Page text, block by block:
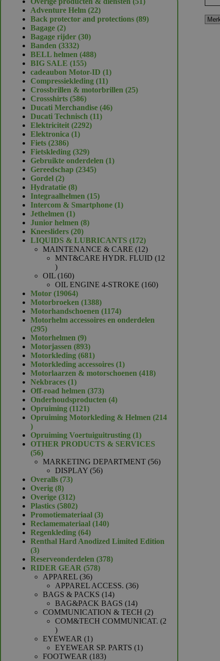
Adventure Helm 2222
producten
Back protector and protections 8989
Bagage 22
producten
Bagage rijder 3030
Banden 33323332
producten
BELL helmen 488488
BIG SALE 155155
producten
cadeaubon Motor-ID 11
Compressiekleding 1111
producten
Crossbrillen & motorbrillen 2525
Crossshirts 586586
producten
Ducati Merchandise 4646
Ducati Technisch 1111
Elektriciteit 22922292
Elektronica 11
Fiets 23862386
producten
Fietskleding 329329
producten
Gebruikte onderdelen 11
Gereedschap 23452345
Gordel 22
producten
Hydratatie 88
producten
Integraalhelmen 1515
producten
Intercom & Smartphone 11
Jethelmen 11
product
Junior helmen 88
Kneesliders 2020
producten
LIQUIDS & LUBRICANTS 172172
producten
MAINTENANCE & CARE 1212
producten
MNT&CARE HYDR. FLUID
12
12
producten
OIL 160160
producten
OIL ENGINE 4-STROKE 160160
Motor 1906419064
producten
Motorbroeken 13881388
producten
Motorhandschoenen 11741174
producten
Motorhelm accessoires en onderdelen
295295
producten
Motorhelmen 99
producten
Motorjassen 893893
producten
Motorkleding 681681
producten
Motorkleding accessoires 11
product
Motorlaarzen & motorschoenen 418418
Nekbraces 11
product
Off-road helmen 373373
producten
Onderhoudsproducten 44
Opruiming 11211121
producten
Opruiming Motorkleding & Helmen
214
214
producten
Opruiming Voertuiguitrusting 11
product
OTHER PRODUCTS & SERVICES
5656
producten
MARKETING DEPARTMENT 5656
DISPLAY 5656
Overalls 7373
Overig 88
producten
Overige 312312
producten
Plastics 58025802
producten
Promotiemateriaal 33
producten
Reclamemateriaal 140140
Regenkleding 6464
producten
Renthal Hard Anodized Limited Edition
33
producten
Reserveonderdelen 378378
RIDER GEAR 578578
APPAREL 3636
producten
APPAREL ACCESS. 3636
BAGS & PACKS 1414
producten
BAG&PACK BAGS 1414
producten
COMMUNICATION & TECH 22
producten
COM&TECH COMMUNICAT.
2
2
producten
EYEWEAR 11
product
EYEWEAR SP. PARTS 11
FOOTWEAR 183183